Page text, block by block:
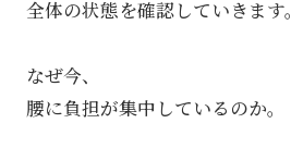
全体の状態を確認していきます。
なぜ今、
腰に負担が集中しているのか。